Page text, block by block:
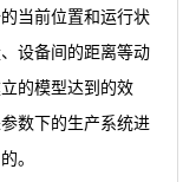
当前位置和运行状
设备间的距离等动
的模型达到的效
数下的生产系统进
。